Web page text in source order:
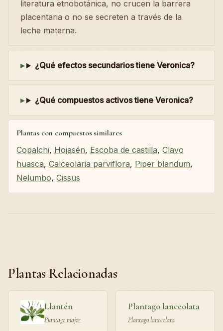
literatura etnobotánica, no crucen la barrera
placentaria o no se secreten a través de la
leche materna.
¿Qué efectos secundarios tiene Veronica?
¿Qué compuestos activos tiene Veronica?
Plantas con compuestos similares
Copalchi, Hojasén, Escoba de castilla, Clavo
huasca, Calceolaria parviflora, Piper blandum,
Nelumbo, Cissus
Plantas Relacionadas
Llantén
Plantago major
Plantago lanceolata
Plantago lanceolata